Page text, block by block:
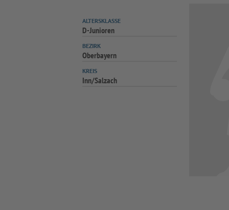
ALTERSKLASSE
D-Junioren
BEZIRK
Oberbayern
KREIS
Inn/Salzach